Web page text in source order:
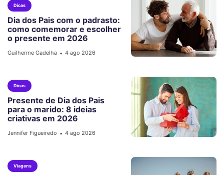
Dicas
Dia dos Pais com o padrasto:
como comemorar e escolher
o presente em 2026
Guilherme Gadelha • 4 ago 2026
Dicas
Presente de Dia dos Pais
para o marido: 8 ideias
criativas em 2026
Jennifer Figueiredo • 4 ago 2026
Viagens